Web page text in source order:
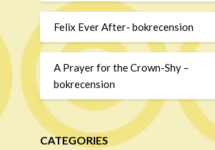
Felix Ever After- bokrecension
A Prayer for the Crown-Shy –
bokrecension
CATEGORIES